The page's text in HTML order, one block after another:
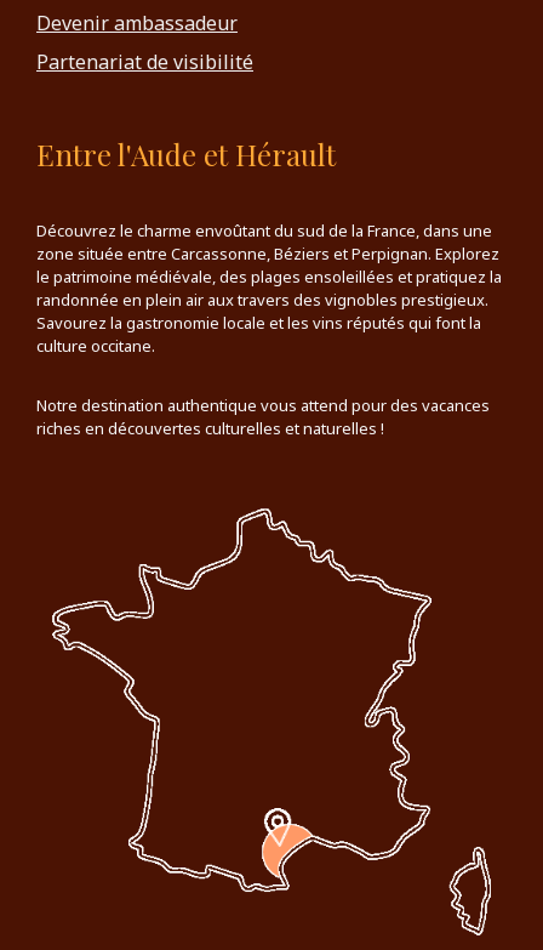
Devenir ambassadeur
Partenariat de visibilité
Entre l'Aude et Hérault
Découvrez le charme envoûtant du sud de la France, dans une
zone située entre Carcassonne, Béziers et Perpignan. Explorez
le patrimoine médiévale, des plages ensoleillées et pratiquez la
randonnée en plein air aux travers des vignobles prestigieux.
Savourez la gastronomie locale et les vins réputés qui font la
culture occitane.
Notre destination authentique vous attend pour des vacances
riches en découvertes culturelles et naturelles !